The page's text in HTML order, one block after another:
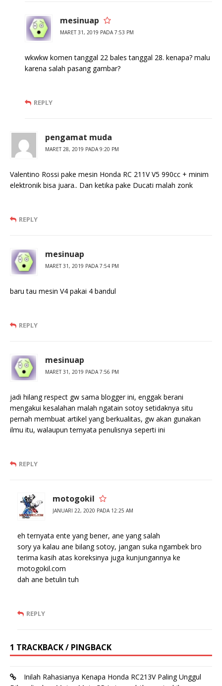
mesinuap
MARET 31, 2019 PADA 7:53 PM
wkwkw komen tanggal 22 bales tanggal 28. kenapa? malu
karena salah pasang gambar?
REPLY
pengamat muda
MARET 28, 2019 PADA 9:20 PM
Valentino Rossi pake mesin Honda RC 211V V5 990cc + minim
elektronik bisa juara.. Dan ketika pake Ducati malah zonk
REPLY
mesinuap
MARET 31, 2019 PADA 7:54 PM
baru tau mesin V4 pakai 4 bandul
REPLY
mesinuap
MARET 31, 2019 PADA 7:56 PM
jadi hilang respect gw sama blogger ini, enggak berani
mengakui kesalahan malah ngatain sotoy setidaknya situ
pernah membuat artikel yang berkualitas, gw akan gunakan
ilmu itu, walaupun ternyata penulisnya seperti ini
REPLY
motogokil
JANUARI 22, 2020 PADA 12:25 AM
eh ternyata ente yang bener, ane yang salah
sory ya kalau ane bilang sotoy, jangan suka ngambek bro
terima kasih atas koreksinya juga kunjungannya ke
motogokil.com
dah ane betulin tuh
REPLY
1 TRACKBACK / PINGBACK
Inilah Rahasianya Kenapa Honda RC213V Paling Unggul